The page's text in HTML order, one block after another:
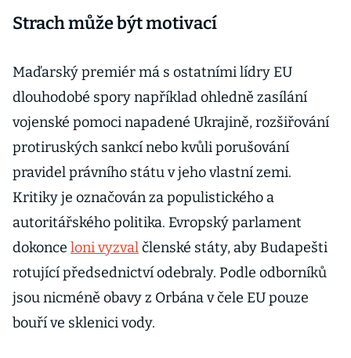
Strach může být motivací
Maďarský premiér má s ostatními lídry EU
dlouhodobé spory například ohledně zasílání
vojenské pomoci napadené Ukrajině, rozšiřování
protiruských sankcí nebo kvůli porušování
pravidel právního státu v jeho vlastní zemi.
Kritiky je označován za populistického a
autoritářského politika. Evropský parlament
dokonce loni vyzvalčlenské státy, aby Budapešti
rotující předsednictví odebraly. Podle odborníků
jsou nicméně obavy z Orbána v čele EU pouze
bouří ve sklenici vody.